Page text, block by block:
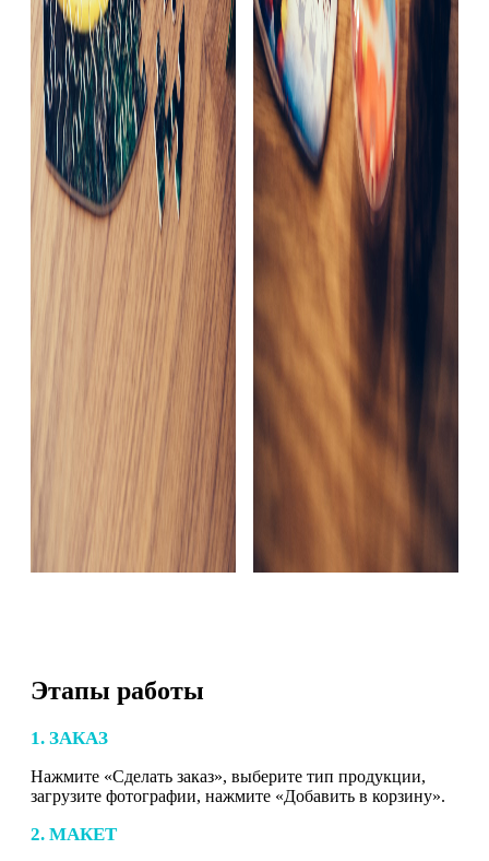
Этапы работы
1. ЗАКАЗ
Нажмите «Сделать заказ», выберите тип продукции,
загрузите фотографии, нажмите «Добавить в корзину».
2. МАКЕТ